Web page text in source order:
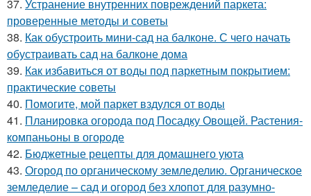
37. Устранение внутренних повреждений паркета:
проверенные методы и советы
38. Как обустроить мини-сад на балконе. С чего начать
обустраивать сад на балконе дома
39. Как избавиться от воды под паркетным покрытием:
практические советы
40. Помогите, мой паркет вздулся от воды
41. Планировка огорода под Посадку Овощей. Растения-
компаньоны в огороде
42. Бюджетные рецепты для домашнего уюта
43. Огород по органическому земледелию. Органическое
земледелие – сад и огород без хлопот для разумно-